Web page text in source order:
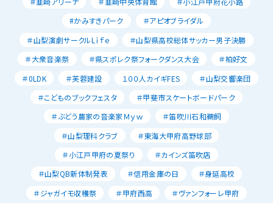
#かみすきパーク
＃アピオブライダル
＃山梨演劇サークルLｉｆｅ
＃山梨県高校総体サッカー男子決勝
＃大衆音楽祭
＃県スポレク祭フォークダンス大会
＃柏好文
＃0LDK
＃芙蓉建設 １００人カイギFES
＃山梨交響楽団
＃こどものブックフェスタ
＃甲斐市スケートボードパーク
＃ぶどう農家の音楽家Ｍｙｗ
＃笛吹川石和鵜飼
＃山梨理科クラブ
＃東海大甲府高野球部
＃小江戸甲府の夏祭り
＃カインズ笛吹店
＃山梨QB新体制発表
＃信用金庫の日
＃身延高校
＃ジャガイモ収穫祭
＃甲府西高
＃ヴァンフォーレ甲府